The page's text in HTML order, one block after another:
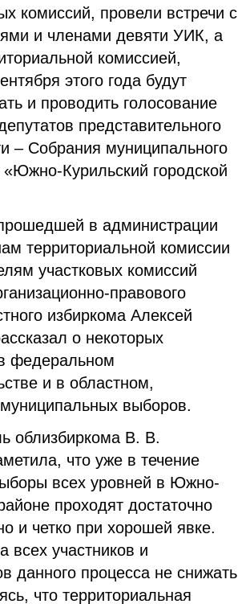
комиссий, провели встречи с
и членами девяти УИК, а
комиссией,
этого года будут
и проводить голосование
представительного
– Собрания муниципального
«Южно-Курильский городской
в администрации
территориальной комиссии
участковых комиссий
правового
избиркома Алексей
о некоторых
федеральном
и в областном,
выборов.
облизбиркома В. В.
что уже в течение
всех уровней в Южно-
проходят достаточно
и четко при хорошей явке.
всех участников и
данного процесса не снижать
что территориальная